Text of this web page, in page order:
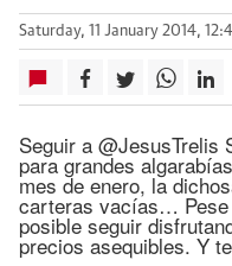
Saturday, 11 January 2014,
Seguir a @JesusTrelis
para grandes
mes de enero, la
carteras vacías… Pese
posible seguir
precios asequibles. Y